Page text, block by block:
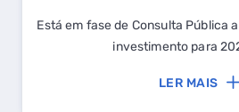
Está em fase de Consulta Pública
investimento para
LER MAIS